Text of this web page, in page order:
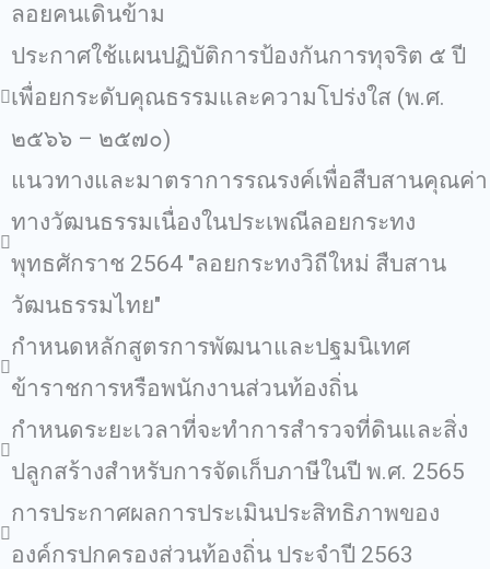
ลอยคนเดินข้าม
ประกาศใช้แผนปฏิบัติการป้องกันการทุจริต ๕ ปี
เพื่อยกระดับคุณธรรมและความโปร่งใส (พ.ศ.
๒๕๖๖ – ๒๕๗๐)
แนวทางและมาตราการรณรงค์เพื่อสืบสานคุณค่า
ทางวัฒนธรรมเนื่องในประเพณีลอยกระทง
พุทธศักราช 2564 "ลอยกระทงวิถีใหม่ สืบสาน
วัฒนธรรมไทย"
กำหนดหลักสูตรการพัฒนาและปฐมนิเทศ
ข้าราชการหรือพนักงานส่วนท้องถิ่น
กําหนดระยะเวลาที่จะทําการสํารวจที่ดินและสิ่ง
ปลูกสร้างสําหรับการจัดเก็บภาษีในปี พ.ศ. 2565
การประกาศผลการประเมินประสิทธิภาพของ
องค์กรปกครองส่วนท้องถิ่น ประจําปี 2563